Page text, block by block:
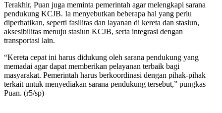
Terakhir, Puan juga meminta pemerintah agar melengkapi sarana
pendukung KCJB. Ia menyebutkan beberapa hal yang perlu
diperhatikan, seperti fasilitas dan layanan di kereta dan stasiun,
aksesibilitas menuju stasiun KCJB, serta integrasi dengan
transportasi lain.
“Kereta cepat ini harus didukung oleh sarana pendukung yang
memadai agar dapat memberikan pelayanan terbaik bagi
masyarakat. Pemerintah harus berkoordinasi dengan pihak-pihak
terkait untuk menyediakan sarana pendukung tersebut,” pungkas
Puan. (r5/sp)